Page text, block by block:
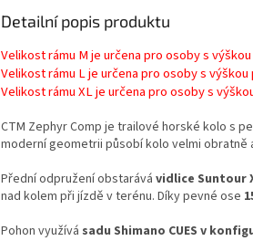
Detailní popis produktu
Velikost rámu M je určena pro osoby s
Velikost rámu L je určena pro osoby s výškou
Velikost rámu XL je určena pro osoby s
CTM Zephyr Comp je trailové horské kolo s
moderní geometrii působí kolo velmi
Přední odpružení obstarává vidlice Suntour
nad kolem při jízdě v terénu. Díky pevné ose
Pohon využívá sadu Shimano CUES v